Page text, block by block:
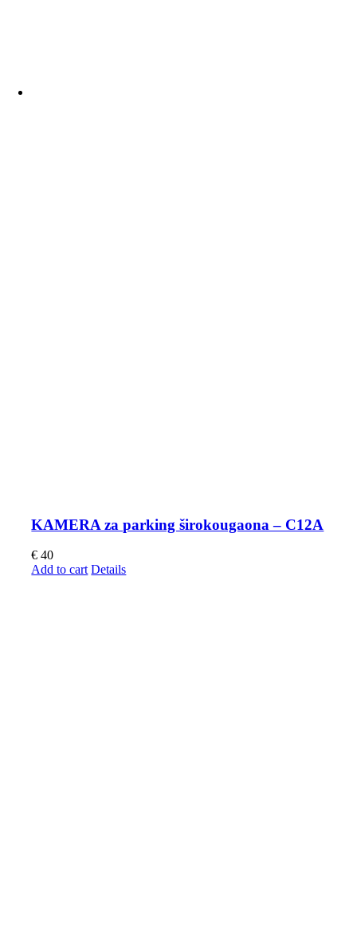
KAMERA za parking širokougaona – C12A
€ 40
Add to cart Details